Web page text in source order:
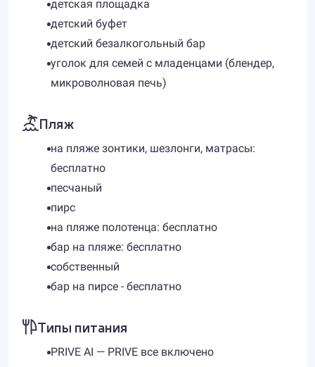
детская площадка
детский буфет
детский безалкогольный бар
уголок для семей с младенцами (блендер,
микроволновая печь)
Пляж
на пляже зонтики, шезлонги, матрасы:
бесплатно
песчаный
пирс
на пляже полотенца: бесплатно
бар на пляже: бесплатно
собственный
бар на пирсе - бесплатно
Типы питания
PRIVE AI — PRIVE все включено